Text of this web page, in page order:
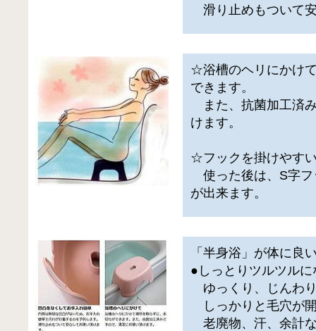
滑り止めもついて
☆浴槽のヘリにかけ
できます。
また、抗菌加工済
けます。
☆フックを掛けやす
使った後は、S字フ
が出来ます。
「半身浴」が体に良
●しっとりツルツル
ゆっくり、じんわ
しっかりと毛穴が
老廃物、汗、余計